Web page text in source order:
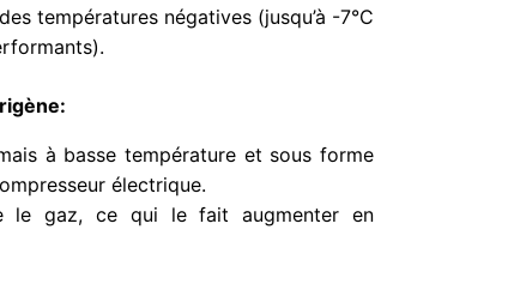
températures négatives (jusqu’à -7°C
à basse température et sous forme
électrique.
le gaz, ce qui le fait augmenter en